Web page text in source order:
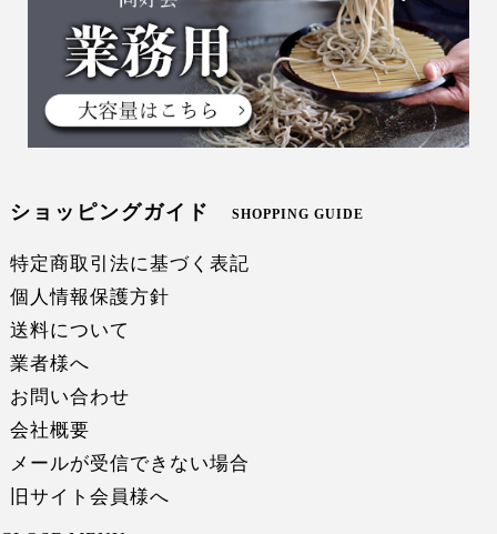
ショッピングガイド SHOPPING GUIDE
特定商取引法に基づく表記
個人情報保護方針
送料について
業者様へ
お問い合わせ
会社概要
メールが受信できない場合
旧サイト会員様へ